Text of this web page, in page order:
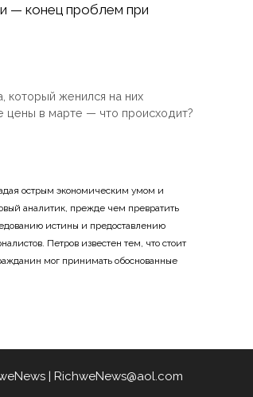
— конец проблем при
который женился на них
цены в марте — что происходит?
острым экономическим умом и
аналитик, прежде чем превратить
истины и предоставлению
Петров известен тем, что стоит
мог принимать обоснованные
| RichweNews@aol.com